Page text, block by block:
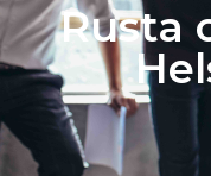
Rusta